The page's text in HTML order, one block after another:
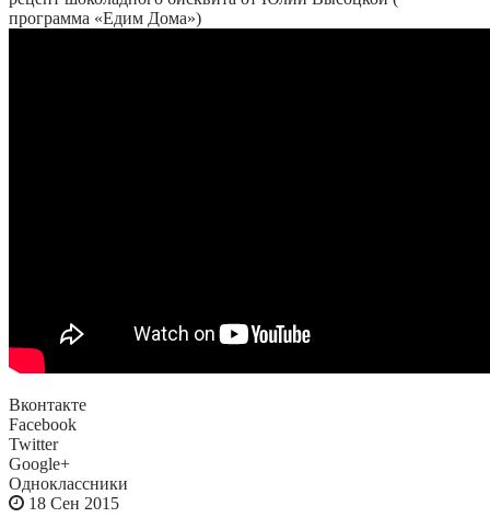
программа «Едим Дома»)
Вконтакте
Facebook
Twitter
Google+
Одноклассники
18 Сен 2015